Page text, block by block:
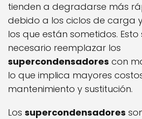
tienden a degradarse más
debido a los ciclos de carga
los que están sometidos.
necesario reemplazar los
supercondensadores con
lo que implica mayores
mantenimiento y sustitución.
Los supercondensadores